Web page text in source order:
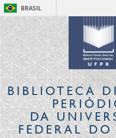
BRASIL
BIBLIOTECA
DA
FEDERAL